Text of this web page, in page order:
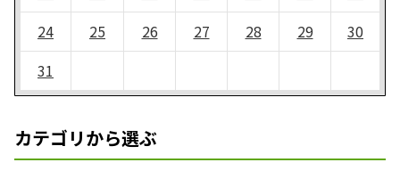
24
25 26 27 28 29
30
31
カテゴリから選ぶ